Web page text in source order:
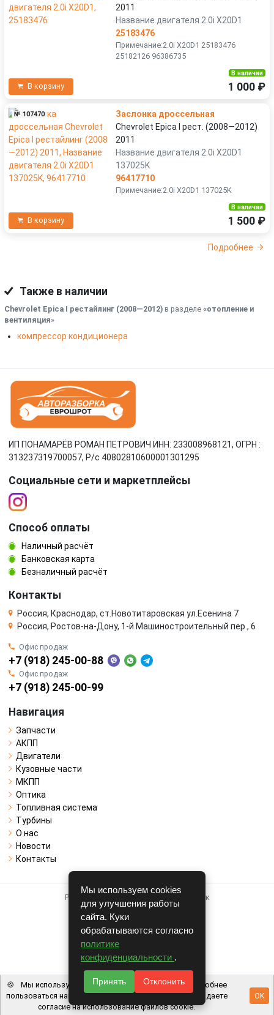
2011
Название двигателя 2.0i X20D1
25183476
Примечание:2.0i X20D1 25183476
25182126 96386735
В корзину
В наличии
1 000 ₽
№ 107470
Заслонка дроссельная
Chevrolet Epica I рест. (2008—2012)
2011
Название двигателя 2.0i X20D1
137025K
96417710
Примечание:2.0i X20D1 137025K
В корзину
В наличии
1 500 ₽
Подробнее
Также в наличии
Chevrolet Epica I рестайлинг (2008—2012) в разделе «отопление и
вентиляция»
компрессор кондиционера
ИП ПОНАМАРЁВ РОМАН ПЕТРОВИЧ ИНН: 233008968121, ОГРН :
313237319700057, Р/c 40802810600001301295
Социальные сети и маркетплейсы
Способ оплаты
Наличный расчёт
Банковская карта
Безналичный расчёт
Контакты
Россия, Краснодар, ст.Новотитаровская ул.Есенина 7
Россия, Ростов-на-Дону, 1-й Машиностроительный пер., 6
Офис продаж
+7 (918) 245-00-88
Офис продаж
+7 (918) 245-00-99
Навигация
Запчасти
АКПП
Двигатели
Кузовные части
МКПП
Оптика
Топливная система
Турбины
О нас
Новости
Контакты
Работает на системе для авторазборок
CARRO.БИЗНЕС
Полная версия
© COPYRIGHT 2026 г.
v1.1.24
Мы используем cookies
для улучшения работы
сайта. Куки
обрабатываются согласно
политике
конфиденциальности .
Принять Отклонить
🍪
Мы используем файлы cookie, чтобы вам было удобнее
пользоваться нашим сайтом. Используя наш сайт, вы даете
согласие на использование файлов cookie.
OK